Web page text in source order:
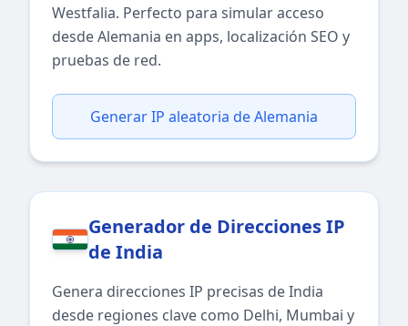
Westfalia. Perfecto para simular acceso
desde Alemania en apps, localización SEO y
pruebas de red.
Generar IP aleatoria de Alemania
Generador de Direcciones IP
de India
Genera direcciones IP precisas de India
desde regiones clave como Delhi, Mumbai y